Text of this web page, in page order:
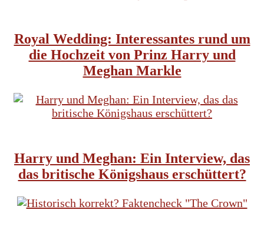
Royal Wedding: Interessantes rund um
die Hochzeit von Prinz Harry und
Meghan Markle
Harry und Meghan: Ein Interview, das
das britische Königshaus erschüttert?